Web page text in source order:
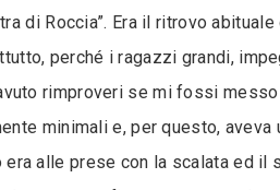
di Roccia”. Era il ritrovo
perché i ragazzi grandi,
rimproveri se mi fossi
minimali e, per questo,
alle prese con la scalata ed il